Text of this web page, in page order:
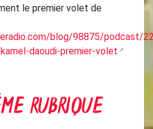
le premier volet de
blog/98875/podcast/
daoudi-premier-volet
RUBRIQUE